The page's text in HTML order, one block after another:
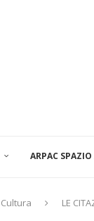
ARPAC
Cultura LE